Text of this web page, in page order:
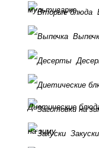
мультиварке
Диетические
на зиму Закуски